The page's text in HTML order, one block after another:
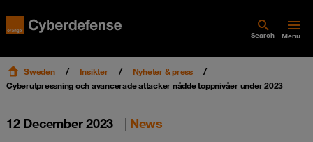
Search Menu
Sweden Insikter
Nyheter & press
Cyberutpressning och avancerade attacker nådde toppnivåer under 2023
12 December 2023 | News